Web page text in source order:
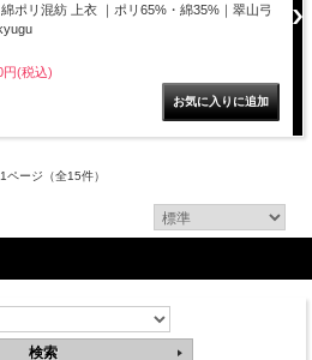
ポリ混紡 上衣 ｜ポリ65%・綿35%｜翠山弓
円(税込)
ページ （全15件）